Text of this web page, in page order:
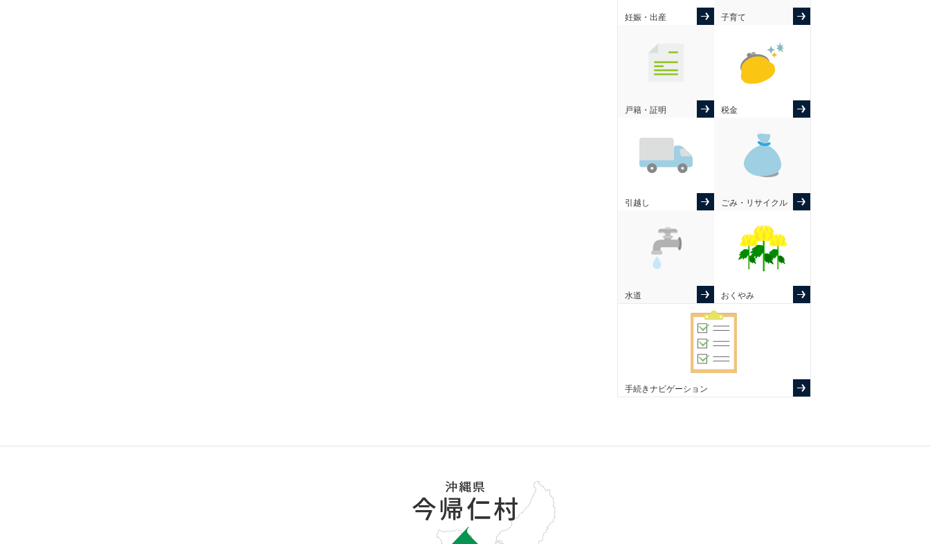
妊娠・出産 子育て
戸籍・証明 税金
引越し ごみ・リサイクル
水道 おくやみ
手続きナビゲーション